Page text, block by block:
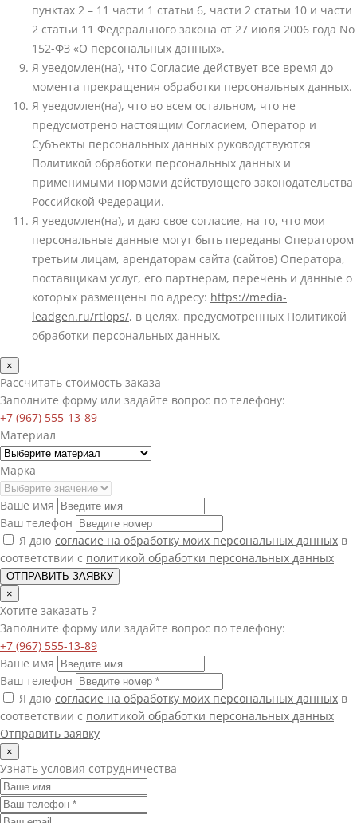
пунктах 2 – 11 части 1 статьи 6, части 2 статьи 10 и части
2 статьи 11 Федерального закона от 27 июля 2006 года No
152-ФЗ «О персональных данных».
Я уведомлен(на), что Согласие действует все время до
момента прекращения обработки персональных данных.
Я уведомлен(на), что во всем остальном, что не
предусмотрено настоящим Согласием, Оператор и
Субъекты персональных данных руководствуются
Политикой обработки персональных данных и
применимыми нормами действующего законодательства
Российской Федерации.
Я уведомлен(на), и даю свое согласие, на то, что мои
персональные данные могут быть переданы Оператором
третьим лицам, арендаторам сайта (сайтов) Оператора,
поставщикам услуг, его партнерам, перечень и данные о
которых размещены по адресу: https://media-
leadgen.ru/rtlops/, в целях, предусмотренных Политикой
обработки персональных данных.
×
Рассчитать стоимость заказа
Заполните форму или задайте вопрос по телефону:
+7 (967) 555-13-89
Материал
Марка
Ваше имя
Ваш телефон
Я даю согласие на обработку моих персональных данных в
соответствии с политикой обработки персональных данных
ОТПРАВИТЬ ЗАЯВКУ
×
Хотите заказать ?
Заполните форму или задайте вопрос по телефону:
+7 (967) 555-13-89
Ваше имя
Ваш телефон
Я даю согласие на обработку моих персональных данных в
соответствии с политикой обработки персональных данных
Отправить заявку
×
Узнать условия сотрудничества